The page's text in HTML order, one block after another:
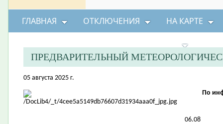
ГЛАВНАЯ ОТКЛЮЧЕНИЯ НА КАРТЕ
ПРЕДВАРИТЕЛЬНЫЙ
05 августа 2025 г.
По
06.08